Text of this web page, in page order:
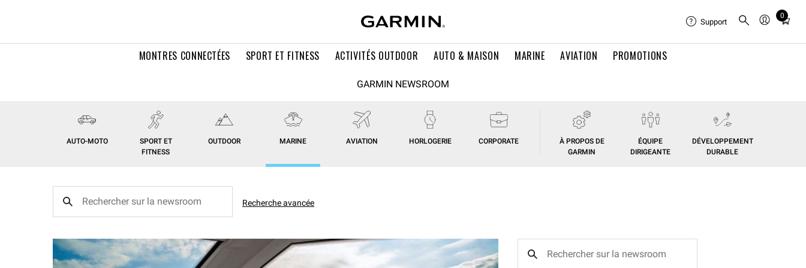
MONTRES CONNECTÉES SPORT ET FITNESS ACTIVITÉS OUTDOOR AUTO & MAISON MARINE AVIATION PROMOTIONS
Support
0
Total
in
GARMIN NEWSROOM
AUTO-MOTO
SPORT ET
FITNESS
OUTDOOR MARINE AVIATION HORLOGERIE CORPORATE
À PROPOS DE
GARMIN
ÉQUIPE
DIRIGEANTE
DÉVELOPPEMENT
DURABLE
Recherche avancée